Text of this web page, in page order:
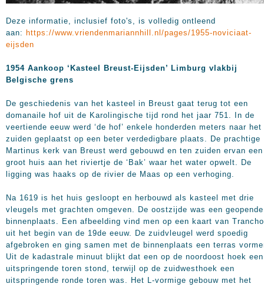
Deze informatie, inclusief foto's, is volledig ontleend
aan: https://www.vriendenmariannhill.nl/pages/1955-noviciaat-
eijsden
1954 Aankoop ‘Kasteel Breust-Eijsden’ Limburg vlakbij
Belgische grens
De geschiedenis van het kasteel in Breust gaat terug tot een
domanaile hof uit de Karolingische tijd rond het jaar 751. In de
veertiende eeuw werd ‘de hof’ enkele honderden meters naar het
zuiden geplaatst op een beter verdedigbare plaats. De prachtige
Martinus kerk van Breust werd gebouwd en ten zuiden ervan een
groot huis aan het riviertje de ‘Bak’ waar het water opwelt. De
ligging was haaks op de rivier de Maas op een verhoging.
Na 1619 is het huis gesloopt en herbouwd als kasteel met drie
vleugels met grachten omgeven. De oostzijde was een geopende
binnenplaats. Een afbeelding vind men op een kaart van
uit het begin van de 19de eeuw. De zuidvleugel werd spoedig
afgebroken en ging samen met de binnenplaats een terras
Uit de kadastrale minuut blijkt dat een op de noordoost hoek een
uitspringende toren stond, terwijl op de zuidwesthoek een
uitspringende ronde toren was. Het L-vormige gebouw met het